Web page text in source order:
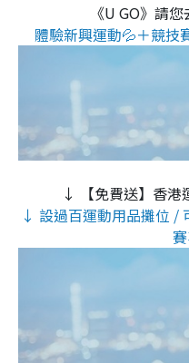
《U GO》請
體驗新興運動💦＋競技
↓ 【免費送】香港
↓ 設過百運動用品攤位 /